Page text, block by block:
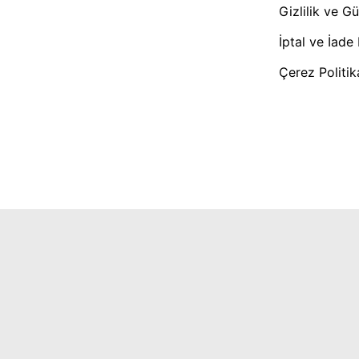
Gizlilik ve
İptal ve İade
Çerez